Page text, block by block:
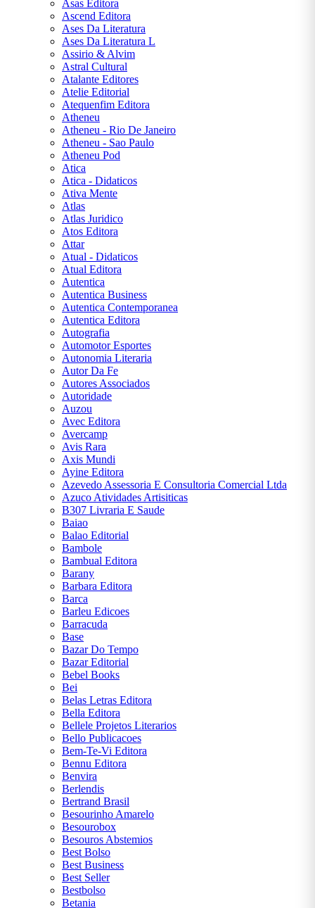
LOVECRAFT
ROWLING
ALENCAR
SARAMAGO
CARROLL
MACHADO
SHELLEY
MIGUEL DE
CERVANTES
MONTEIRO
NAPOLEON
RIORDAN
Asas Editora
Ascend Editora
Ases Da Literatura
Ases Da Literatura L
Assirio & Alvim
Astral Cultural
Atalante Editores
Atelie Editorial
Atequenfim Editora
Atheneu
Atheneu - Rio De Janeiro
Atheneu - Sao Paulo
Atheneu Pod
Atica
Atica - Didaticos
Ativa Mente
Atlas
Atlas Juridico
Atos Editora
Attar
Atual - Didaticos
Atual Editora
Autentica
Autentica Business
Autentica Contemporanea
Autentica Editora
Autografia
Automotor Esportes
Autonomia Literaria
Autor Da Fe
Autores Associados
Autoridade
Auzou
Avec Editora
Avercamp
Avis Rara
Axis Mundi
Ayine Editora
Azevedo Assessoria E Consultoria Comercial Ltda
Azuco Atividades Artisiticas
B307 Livraria E Saude
Baiao
Balao Editorial
Bambole
Bambual Editora
Barany
Barbara Editora
Barca
Barleu Edicoes
Barracuda
Base
Bazar Do Tempo
Bazar Editorial
Bebel Books
Bei
Belas Letras Editora
Bella Editora
Bellele Projetos Literarios
Bello Publicacoes
Bem-Te-Vi Editora
Bennu Editora
Benvira
Berlendis
Bertrand Brasil
Besourinho Amarelo
Besourobox
Besouros Abstemios
Best Bolso
Best Business
Best Seller
Bestbolso
Betania